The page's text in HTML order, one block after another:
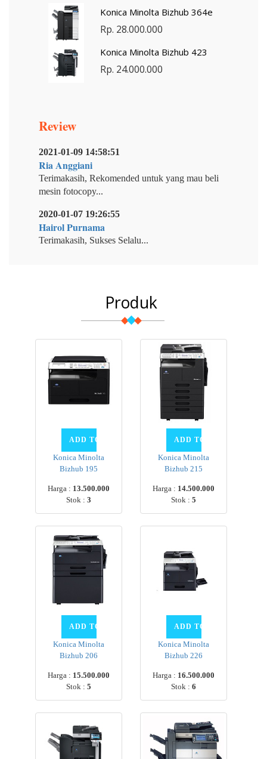
Konica Minolta Bizhub 364e
Rp. 28.000.000
Konica Minolta Bizhub 423
Rp. 24.000.000
Review
2021-01-09 14:58:51
Ria Anggiani
Terimakasih, Rekomended untuk yang mau beli
mesin fotocopy...
2020-01-07 19:26:55
Hairol Purnama
Terimakasih, Sukses Selalu...
Produk
Konica Minolta
Bizhub 195
Harga : 13.500.000
Stok :3
Konica Minolta
Bizhub 215
Harga : 14.500.000
Stok :5
Konica Minolta
Bizhub 206
Harga : 15.500.000
Stok :5
Konica Minolta
Bizhub 226
Harga : 16.500.000
Stok :6